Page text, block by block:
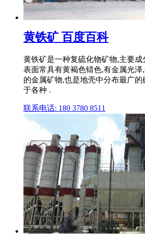
黄铁矿 百度百科
黄铁矿是一种复硫化物矿物,主要成
表面常具有黄褐色锖色,有金属光
的金属矿物,也是地壳中分布最广
于各种 .
联系电话: 180 3780 8511